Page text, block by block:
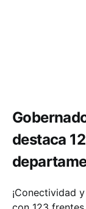
destaca
¡Conectividad